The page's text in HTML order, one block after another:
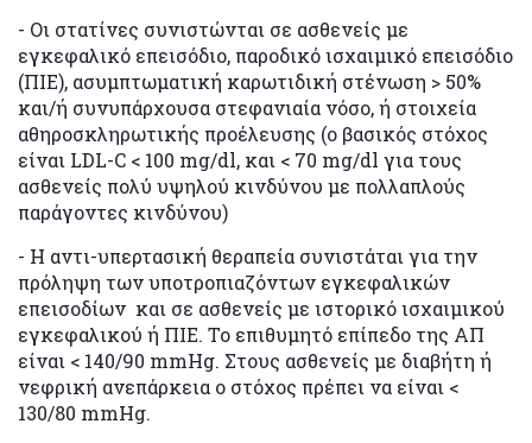
- Οι στατίνες συνιστώνται σε ασθενείς με
εγκεφαλικό επεισόδιο, παροδικό ισχαιμικό επεισόδιο
(ΠΙΕ), ασυμπτωματική καρωτιδική στένωση > 50%
και/ή συνυπάρχουσα στεφανιαία νόσο, ή στοιχεία
αθηροσκληρωτικής προέλευσης (ο βασικός στόχος
είναι LDL-C < 100 mg/dl, και < 70 mg/dl για τους
ασθενείς πολύ υψηλού κινδύνου με πολλαπλούς
παράγοντες κινδύνου)
- Η αντι-υπερτασική θεραπεία συνιστάται για την
πρόληψη των υποτροπιαζόντων εγκεφαλικών
επεισοδίων και σε ασθενείς με ιστορικό ισχαιμικού
εγκεφαλικού ή ΠΙΕ. Το επιθυμητό επίπεδο της ΑΠ
είναι < 140/90 mmHg. Στους ασθενείς με διαβήτη ή
νεφρική ανεπάρκεια ο στόχος πρέπει να είναι <
130/80 mmHg.